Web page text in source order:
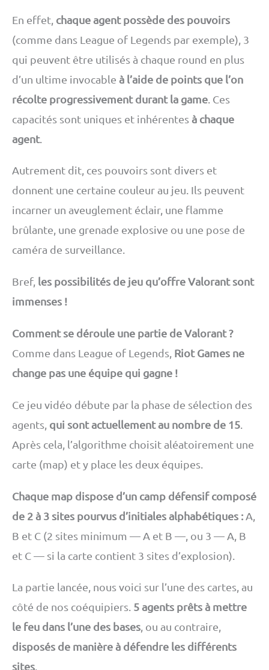
En effet, chaque agent possède des pouvoirs
(comme dans League of Legends par exemple), 3
qui peuvent être utilisés à chaque round en plus
d’un ultime invocable à l’aide de points que l’on
récolte progressivement durant la game . Ces
capacités sont uniques et inhérentesà chaque
agent.
Autrement dit, ces pouvoirs sont divers et
donnent une certaine couleur au jeu. Ils peuvent
incarner un aveuglement éclair, une flamme
brûlante, une grenade explosive ou une pose de
caméra de surveillance.
Bref, les possibilités de jeu qu’offre Valorant sont
immenses !
Comment se déroule une partie de Valorant ?
Comme dans League of Legends, Riot Games ne
change pas une équipe qui gagne !
Ce jeu vidéo débute par la phase de sélection des
agents, qui sont actuellement au nombre de 15
Après cela, l’algorithme choisit aléatoirement une
carte (map) et y place les deux équipes.
Chaque map dispose d’un camp défensif composé
de 2 à 3 sites pourvus d’initiales alphabétiques : A,
B et C (2 sites minimum — A et B —, ou 3 — A, B
et C — si la carte contient 3 sites d’explosion).
La partie lancée, nous voici sur l’une des cartes, au
côté de nos coéquipiers. 5 agents prêts à mettre
le feu dans l’une des bases, ou au contraire,
disposés de manière à défendre les différents
sites.